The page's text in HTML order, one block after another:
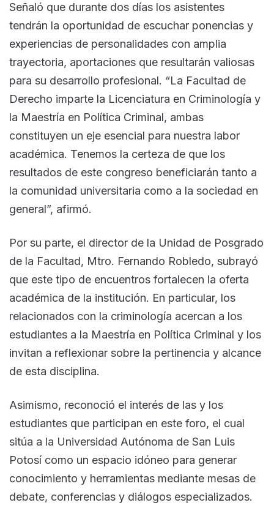
Señaló que durante dos días los asistentes
tendrán la oportunidad de escuchar ponencias y
experiencias de personalidades con amplia
trayectoria, aportaciones que resultarán valiosas
para su desarrollo profesional. “La Facultad de
Derecho imparte la Licenciatura en Criminología y
la Maestría en Política Criminal, ambas
constituyen un eje esencial para nuestra labor
académica. Tenemos la certeza de que los
resultados de este congreso beneficiarán tanto a
la comunidad universitaria como a la sociedad en
general”, afirmó.
Por su parte, el director de la Unidad de Posgrado
de la Facultad, Mtro. Fernando Robledo, subrayó
que este tipo de encuentros fortalecen la oferta
académica de la institución. En particular, los
relacionados con la criminología acercan a los
estudiantes a la Maestría en Política Criminal y los
invitan a reflexionar sobre la pertinencia y alcance
de esta disciplina.
Asimismo, reconoció el interés de las y los
estudiantes que participan en este foro, el cual
sitúa a la Universidad Autónoma de San Luis
Potosí como un espacio idóneo para generar
conocimiento y herramientas mediante mesas de
debate, conferencias y diálogos especializados.